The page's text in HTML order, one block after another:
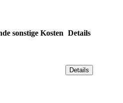
sonstige Kosten Details
Details